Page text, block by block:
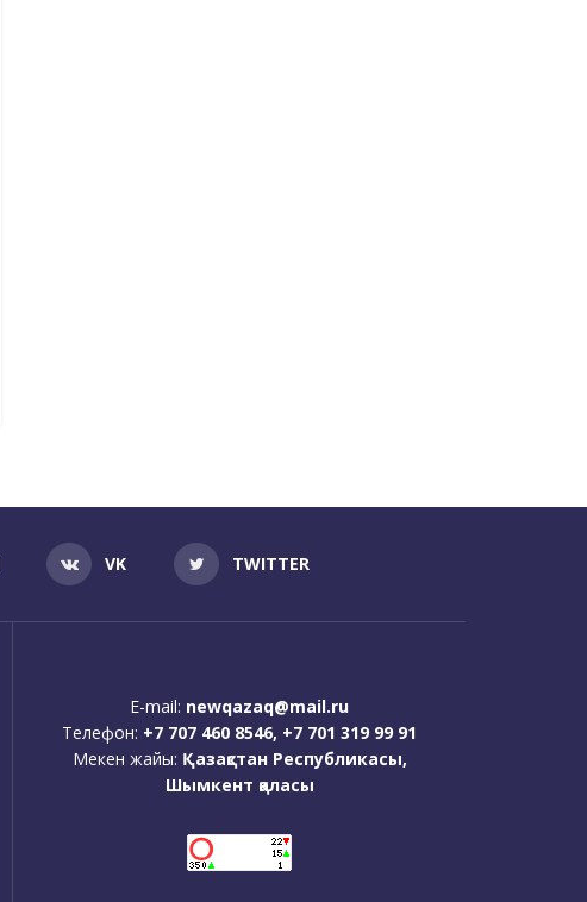
VK TWITTER
E-mail: newqazaq@mail.ru
Телефон: +7 707 460 8546, +7 701 319 99 91
Мекен жайы: Қазақстан Республикасы,
Шымкент қаласы